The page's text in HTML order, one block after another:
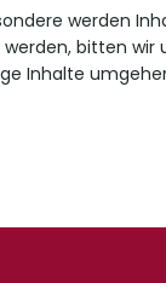
werden
bitten wir
Inhalte